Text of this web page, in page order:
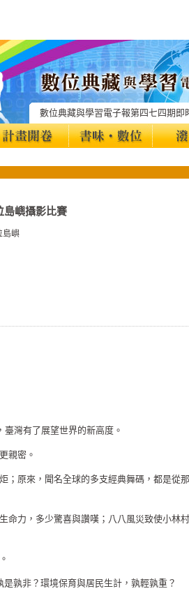
數位典藏與學習電子報第四七四期即
島嶼攝影比賽
島嶼
灣有了展望世界的新高度。
親密。
；原來，聞名全球的多支經典舞碼，都是從
命力，多少驚喜與讚嘆；八八風災致使小林
孰非？環境保育與居民生計，孰輕孰重？